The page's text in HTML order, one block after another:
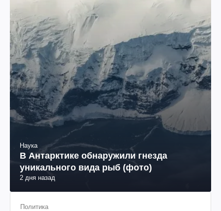
Наука
В Антарктике обнаружили гнезда
уникального вида рыб (фото)
2 дня назад
Политика